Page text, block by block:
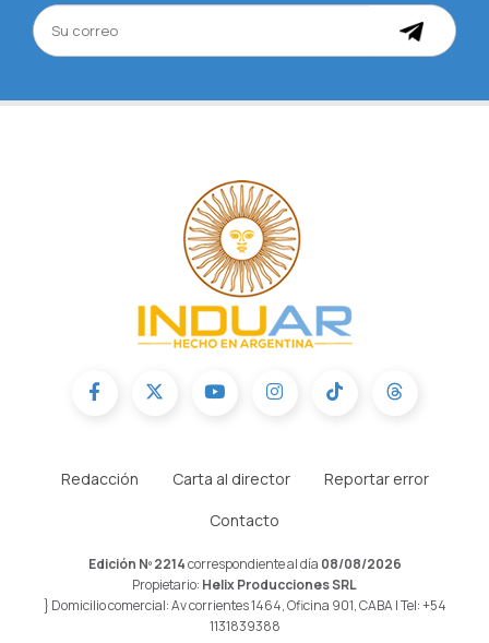
Redacción Carta al director
Reportar error
Contacto
Edición Nº 2214correspondiente al día 08/08/2026
Propietario: Helix Producciones SRL
} Domicilio comercial: Av corrientes 1464, Oficina 901, CABA | Tel: +54
1131839388